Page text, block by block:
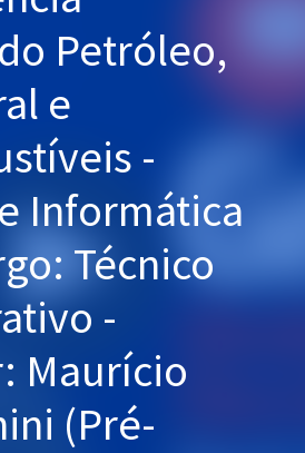
Petróleo,
e
-
Informática
Técnico
-
Maurício
(Pré-